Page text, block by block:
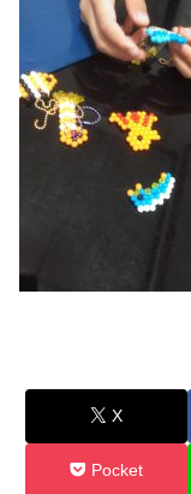
X
Pocket